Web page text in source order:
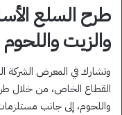
طرح السلع
والزيت واللحوم
وتشارك في المعرض الشركة
القطاع الخاص، من خلال
واللحوم، إلى جانب